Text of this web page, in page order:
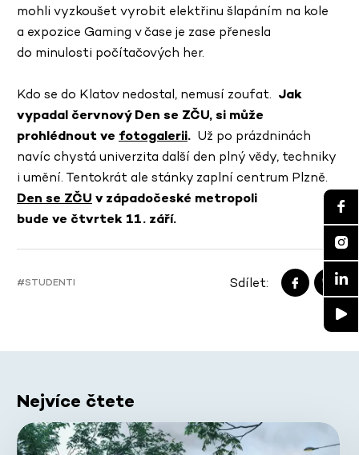
mohli vyzkoušet vyrobit elektřinu šlapáním na kole
a expozice Gaming v čase je zase přenesla
do minulosti počítačových her.
Kdo se do Klatov nedostal, nemusí zoufat. Jak
vypadal červnový Den se ZČU, si může
prohlédnout ve fotogalerii. Už po prázdninách
navíc chystá univerzita další den plný vědy, techniky
i umění. Tentokrát ale stánky zaplní centrum Plzně.
Den se ZČU v západočeské metropoli
bude ve čtvrtek 11. září.
#STUDENTI Sdílet:
Nejvíce čtete